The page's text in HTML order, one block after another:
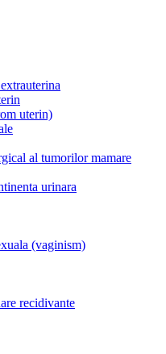
uterin)
al tumorilor mamare
urinara
(vaginism)
recidivante